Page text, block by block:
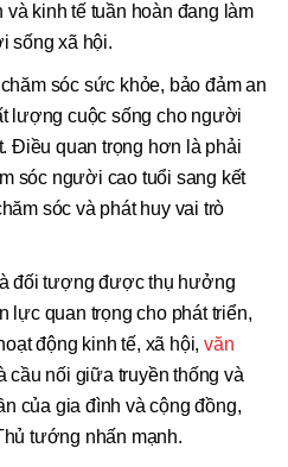
và kinh tế tuần hoàn đang làm
sống xã hội.
sóc sức khỏe, bảo đảm an
lượng cuộc sống cho người
Điều quan trọng hơn là phải
sóc người cao tuổi sang kết
sóc và phát huy vai trò
đối tượng được thụ hưởng
lực quan trọng cho phát triển,
động kinh tế, xã hội, văn
cầu nối giữa truyền thống và
của gia đình và cộng đồng,
tướng nhấn mạnh.